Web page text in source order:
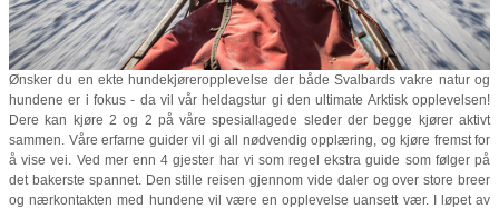
Ønsker du en ekte hundekjøreropplevelse der både Svalbards vakre natur og
hundene er i fokus - da vil vår heldagstur gi den ultimate Arktisk opplevelsen!
Dere kan kjøre 2 og 2 på våre spesiallagede sleder der begge kjører aktivt
sammen. Våre erfarne guider vil gi all nødvendig opplæring, og kjøre fremst for
å vise vei. Ved mer enn 4 gjester har vi som regel ekstra guide som følger på
det bakerste spannet. Den stille reisen gjennom vide daler og over store breer
og nærkontakten med hundene vil være en opplevelse uansett vær. I løpet av